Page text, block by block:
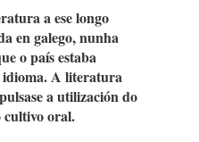
a ese longo
en galego, nunha
o país estaba
idioma. A literatura
a utilización do
cultivo oral.